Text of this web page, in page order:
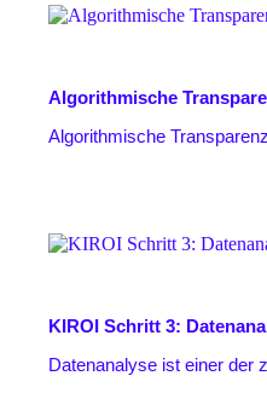
Algorithmische
Algorithmische
KIROI Schritt 3:
Datenanalyse ist einer der